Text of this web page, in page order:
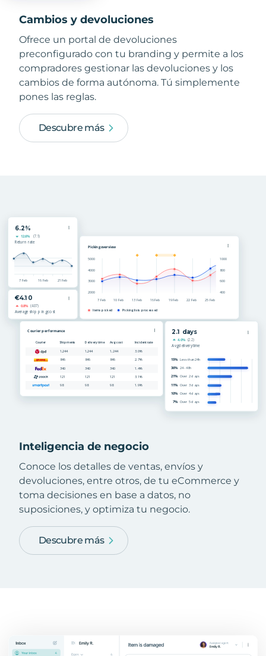
Cambios y devoluciones
Ofrece un portal de devoluciones
preconfigurado con tu branding y permite a los
compradores gestionar las devoluciones y los
cambios de forma autónoma. Tú simplemente
pones las reglas.
Descubre más
Inteligencia de negocio
Conoce los detalles de ventas, envíos y
devoluciones, entre otros, de tu eCommerce y
toma decisiones en base a datos, no
suposiciones, y optimiza tu negocio.
Descubre más